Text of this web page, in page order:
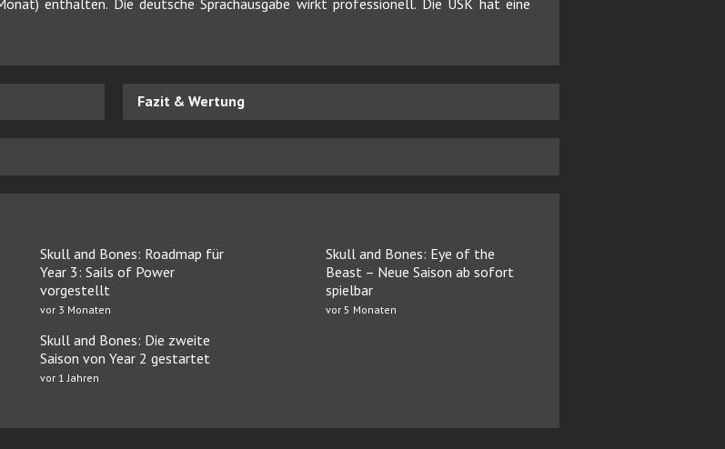
Fazit & Wertung
Skull and Bones: Roadmap für
Year 3: Sails of Power
vorgestellt
vor 3 Monaten
Skull and Bones: Eye of the
Beast – Neue Saison ab sofort
spielbar
vor 5 Monaten
Skull and Bones: Die zweite
Saison von Year 2 gestartet
vor 1 Jahren